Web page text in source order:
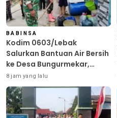
BABINSA
Kodim 0603/Lebak
Salurkan Bantuan Air Bersih
ke Desa Bungurmekar,
Ringankan Beban Warga
Terdampak Kemarau
8 jam yang lalu